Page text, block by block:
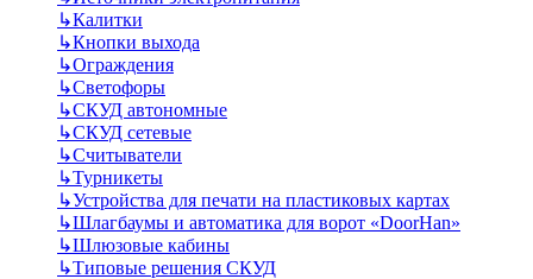
↳Калитки
↳Кнопки выхода
↳Ограждения
↳Светофоры
↳СКУД автономные
↳СКУД сетевые
↳Считыватели
↳Турникеты
↳Устройства для печати на пластиковых картах
↳Шлагбаумы и автоматика для ворот «DoorHan»
↳Шлюзовые кабины
↳Типовые решения СКУД